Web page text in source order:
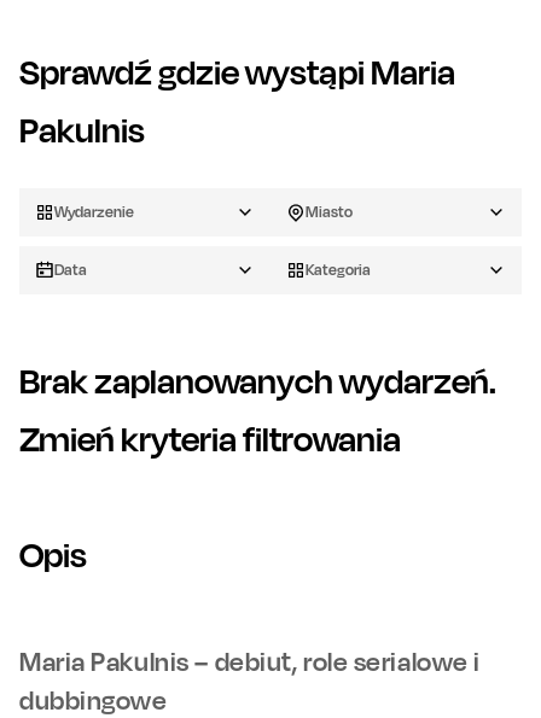
Sprawdź gdzie wystąpi Maria
Pakulnis
Wydarzenie Miasto
Data Kategoria
Brak zaplanowanych wydarzeń.
Zmień kryteria filtrowania
Opis
Maria Pakulnis – debiut, role serialowe i
dubbingowe